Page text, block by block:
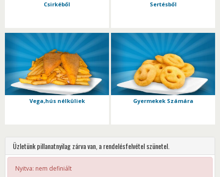
Csirkéből Sertésből
Vega,hús nélküliek Gyermekek Számára
Üzletünk pillanatnyilag zárva van, a rendelésfelvétel szünetel.
Nyitva: nem definiált